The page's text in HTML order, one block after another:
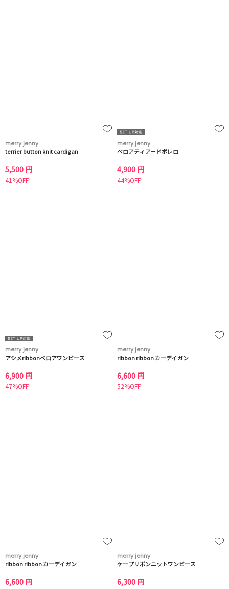
merry jenny
terrier button knit cardigan
5,500 円
41%OFF
merry jenny
ベロアティアードボレロ
4,900 円
44%OFF
merry jenny
アシメribbonベロアワンピース
6,900 円
47%OFF
merry jenny
ribbon ribbon カーデイガン
6,600 円
52%OFF
merry jenny
ribbon ribbon カーデイガン
6,600 円
merry jenny
ケープリボンニットワンピース
6,300 円